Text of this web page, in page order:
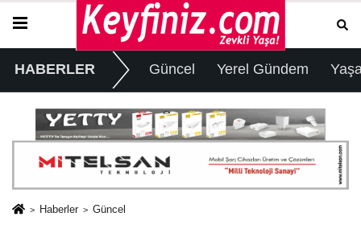
HABERLER Güncel Yerel Gündem
Haberler Güncel